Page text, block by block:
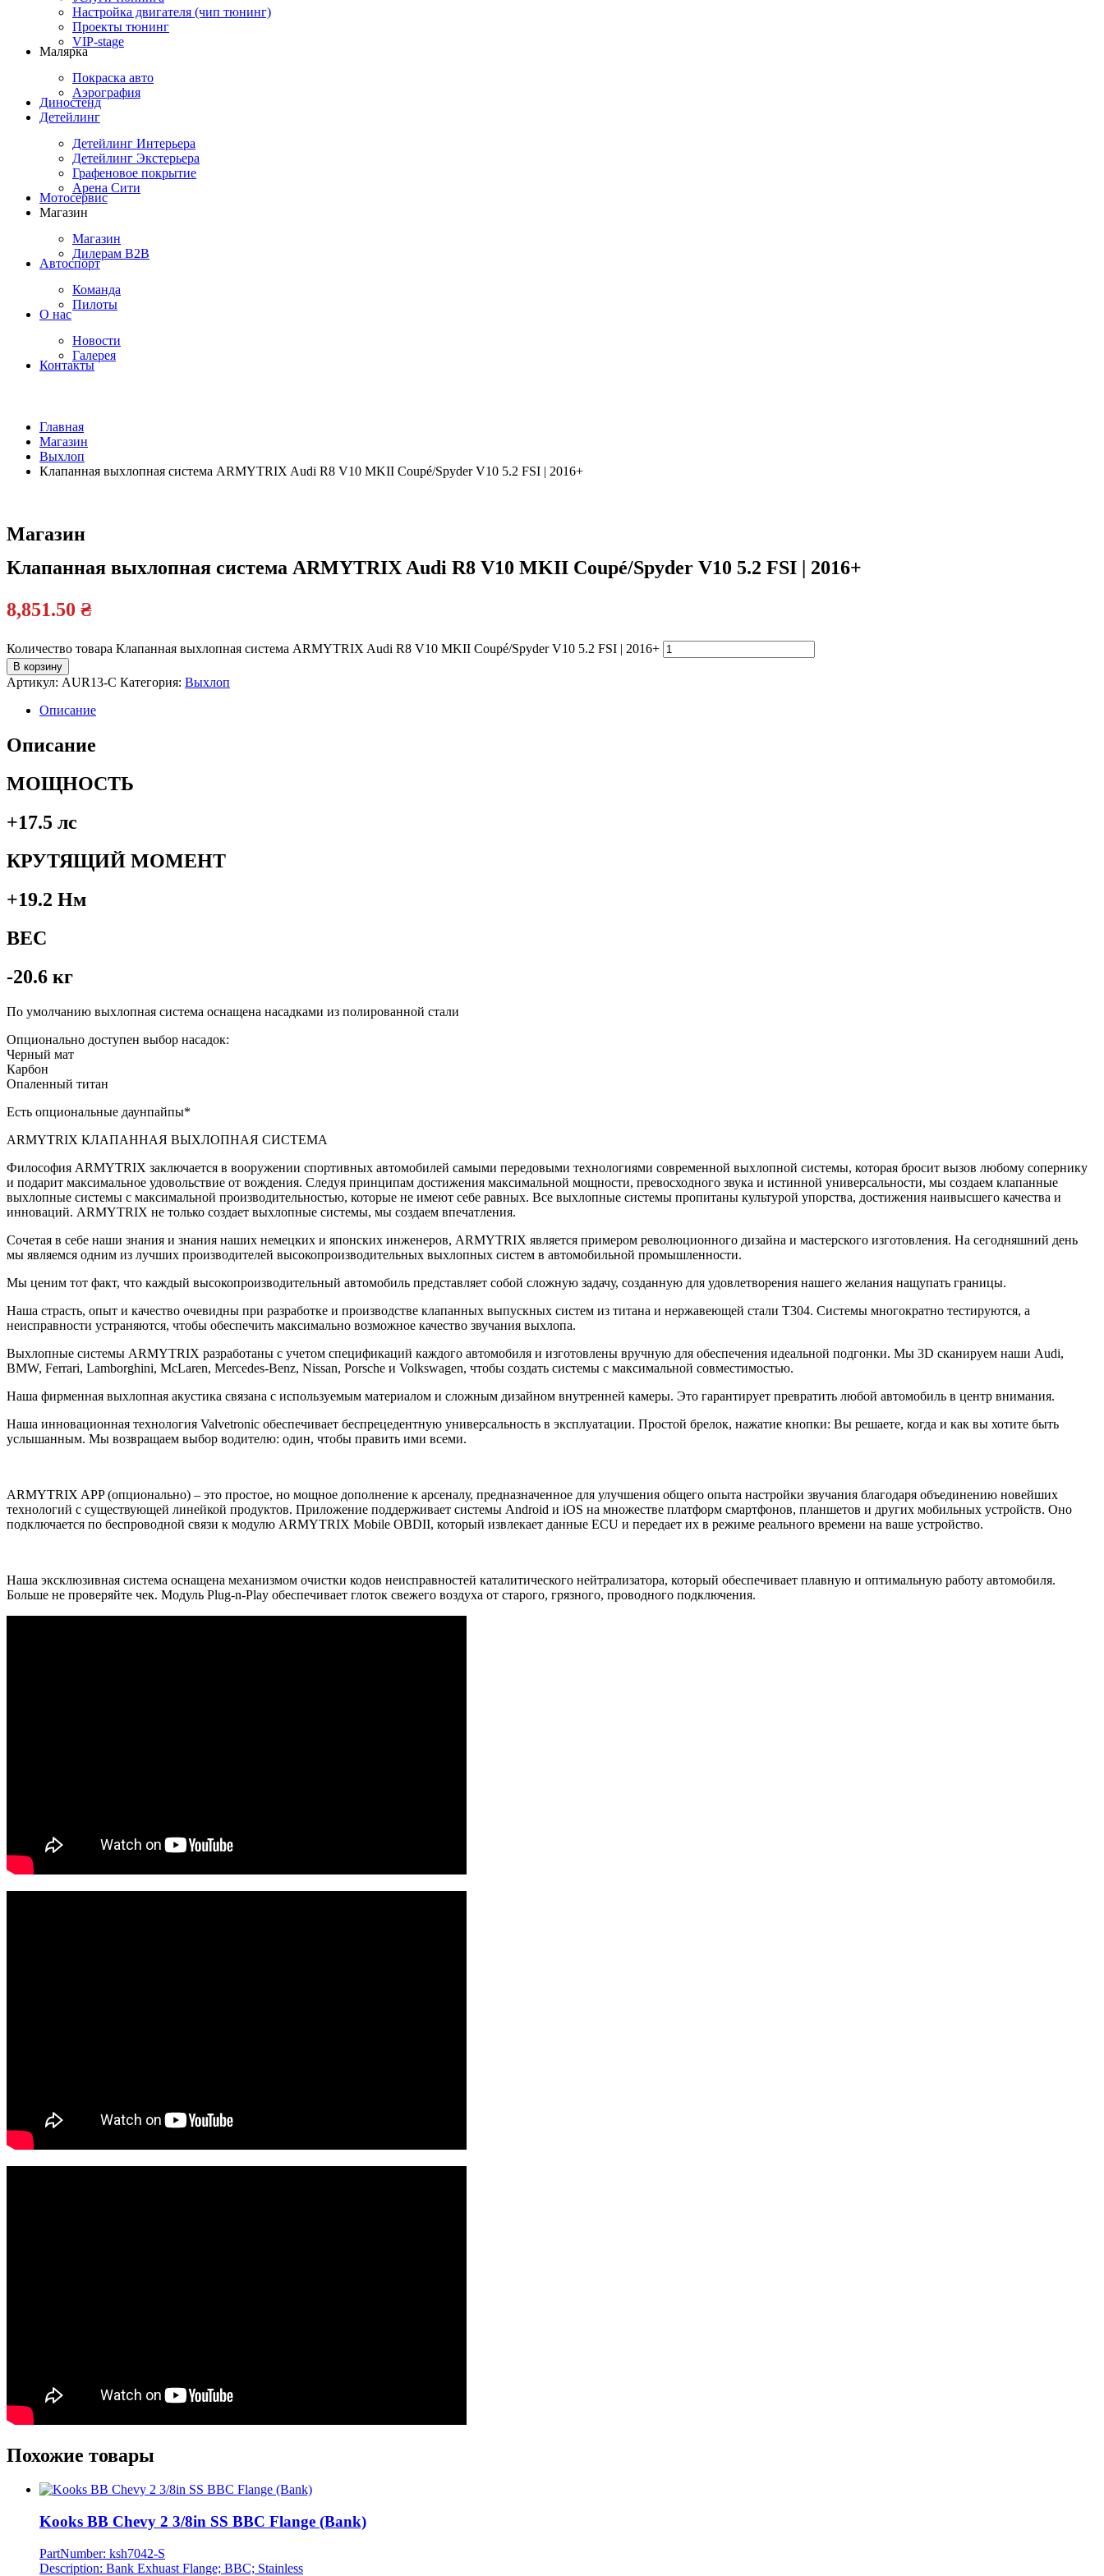
Настройка двигателя (чип тюнинг)
Проекты тюнинг
VIP-stage
Малярка
Покраска авто
Аэрография
Диностенд
Детейлинг
Детейлинг Интерьера
Детейлинг Экстерьера
Графеновое покрытие
Арена Сити
Мотосервис
Магазин
Магазин
Дилерам B2B
Автоспорт
Команда
Пилоты
О нас
Новости
Галерея
Контакты
Главная
Магазин
Выхлоп
Клапанная выхлопная система ARMYTRIX Audi R8 V10 MKII Coupé/Spyder V10 5.2 FSI | 2016+
Магазин
Клапанная выхлопная система ARMYTRIX Audi R8 V10 MKII Coupé/Spyder V10 5.2 FSI | 2016+
8,851.50 ₴
Количество товара Клапанная выхлопная система ARMYTRIX Audi R8 V10 MKII Coupé/Spyder V10 5.2 FSI | 2016+
В корзину
Артикул: AUR13-C Категория: Выхлоп
Описание
Описание
МОЩНОСТЬ
+17.5 лс
КРУТЯЩИЙ МОМЕНТ
+19.2 Нм
ВЕС
-20.6 кг
По умолчанию выхлопная система оснащена насадками из полированной стали
Опционально доступен выбор насадок:
Черный мат
Карбон
Опаленный титан
Есть опциональные даунпайпы*
ARMYTRIX КЛАПАННАЯ ВЫХЛОПНАЯ СИСТЕМА
Философия ARMYTRIX заключается в вооружении спортивных автомобилей самыми передовыми технологиями современной выхлопной системы, которая бросит вызов любому сопернику
и подарит максимальное удовольствие от вождения. Следуя принципам достижения максимальной мощности, превосходного звука и истинной универсальности, мы создаем клапанные
выхлопные системы с максимальной производительностью, которые не имеют себе равных. Все выхлопные системы пропитаны культурой упорства, достижения наивысшего качества и
инноваций. ARMYTRIX не только создает выхлопные системы, мы создаем впечатления.
Сочетая в себе наши знания и знания наших немецких и японских инженеров, ARMYTRIX является примером революционного дизайна и мастерского изготовления. На сегодняшний день
мы являемся одним из лучших производителей высокопроизводительных выхлопных систем в автомобильной промышленности.
Мы ценим тот факт, что каждый высокопроизводительный автомобиль представляет собой сложную задачу, созданную для удовлетворения нашего желания нащупать границы.
Наша страсть, опыт и качество очевидны при разработке и производстве клапанных выпускных систем из титана и нержавеющей стали T304. Системы многократно тестируются, а
неисправности устраняются, чтобы обеспечить максимально возможное качество звучания выхлопа.
Выхлопные системы ARMYTRIX разработаны с учетом спецификаций каждого автомобиля и изготовлены вручную для обеспечения идеальной подгонки. Мы 3D сканируем наши Audi,
BMW, Ferrari, Lamborghini, McLaren, Mercedes-Benz, Nissan, Porsche и Volkswagen, чтобы создать системы с максимальной совместимостью.
Наша фирменная выхлопная акустика связана с используемым материалом и сложным дизайном внутренней камеры. Это гарантирует превратить любой автомобиль в центр внимания.
Наша инновационная технология Valvetronic обеспечивает беспрецедентную универсальность в эксплуатации. Простой брелок, нажатие кнопки: Вы решаете, когда и как вы хотите быть
услышанным. Мы возвращаем выбор водителю: один, чтобы править ими всеми.
ARMYTRIX APP (опционально) – это простое, но мощное дополнение к арсеналу, предназначенное для улучшения общего опыта настройки звучания благодаря объединению новейших
технологий с существующей линейкой продуктов. Приложение поддерживает системы Android и iOS на множестве платформ смартфонов, планшетов и других мобильных устройств. Оно
подключается по беспроводной связи к модулю ARMYTRIX Mobile OBDII, который извлекает данные ECU и передает их в режиме реального времени на ваше устройство.
Наша эксклюзивная система оснащена механизмом очистки кодов неисправностей каталитического нейтрализатора, который обеспечивает плавную и оптимальную работу автомобиля.
Больше не проверяйте чек. Модуль Plug-n-Play обеспечивает глоток свежего воздуха от старого, грязного, проводного подключения.
Похожие товары
Kooks BB Chevy 2 3/8in SS BBC Flange (Bank)
PartNumber: ksh7042-S
Description: Bank Exhuast Flange; BBC; Stainless